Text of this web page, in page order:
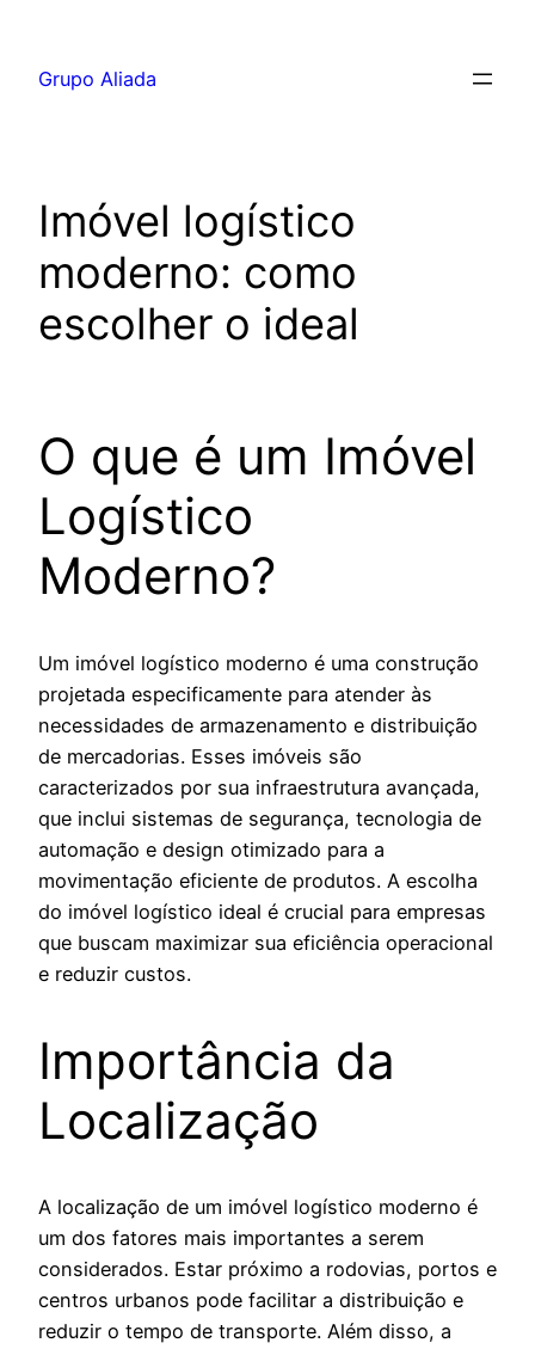
Grupo Aliada
Imóvel logístico
moderno: como
escolher o ideal
O que é um Imóvel
Logístico
Moderno?
Um imóvel logístico moderno é uma construção
projetada especificamente para atender às
necessidades de armazenamento e distribuição
de mercadorias. Esses imóveis são
caracterizados por sua infraestrutura avançada,
que inclui sistemas de segurança, tecnologia de
automação e design otimizado para a
movimentação eficiente de produtos. A escolha
do imóvel logístico ideal é crucial para empresas
que buscam maximizar sua eficiência operacional
e reduzir custos.
Importância da
Localização
A localização de um imóvel logístico moderno é
um dos fatores mais importantes a serem
considerados. Estar próximo a rodovias, portos e
centros urbanos pode facilitar a distribuição e
reduzir o tempo de transporte. Além disso, a